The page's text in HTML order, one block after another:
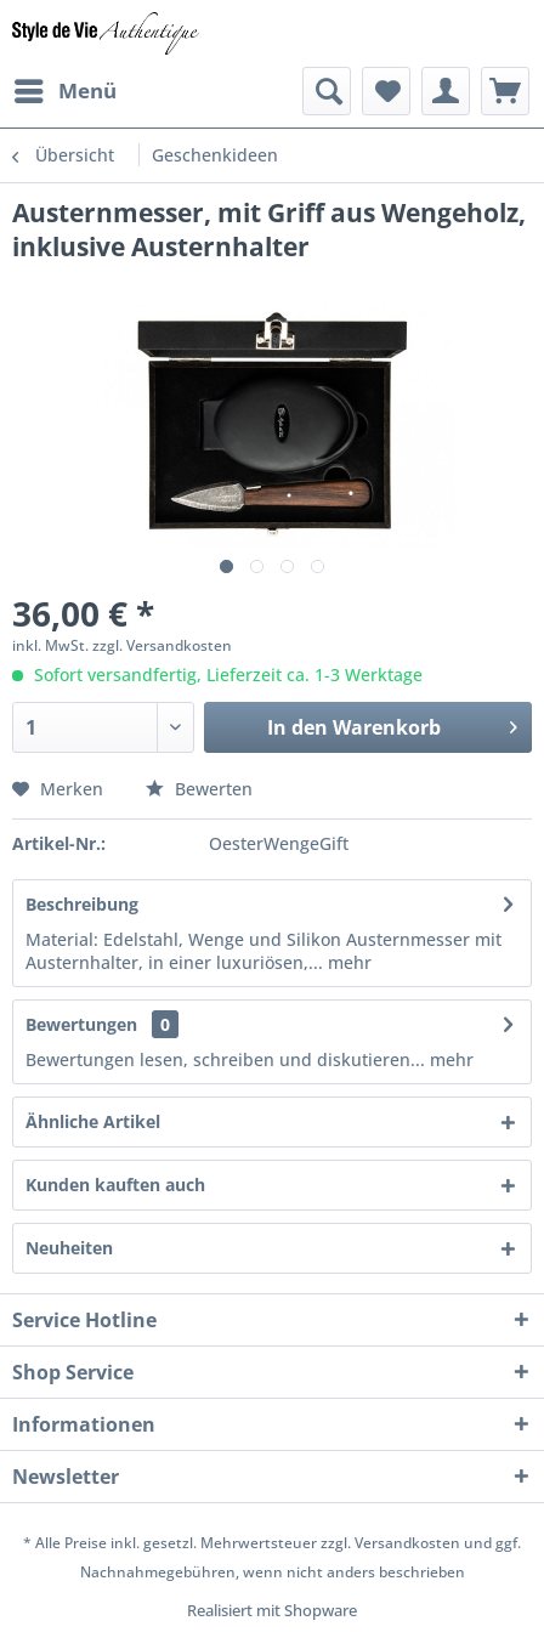
Menü
Übersicht Geschenkideen
Austernmesser, mit Griff aus Wengeholz,
inklusive Austernhalter
36,00 € *
inkl. MwSt.zzgl. Versandkosten
Sofort versandfertig, Lieferzeit ca. 1-3 Werktage
In den Warenkorb
Merken Bewerten
Artikel-Nr.: OesterWengeGift
Beschreibung
Material: Edelstahl, Wenge und Silikon Austernmesser mit
Austernhalter, in einer luxuriösen,... mehr
Bewertungen
0
Bewertungen lesen, schreiben und diskutieren... mehr
Ähnliche Artikel
Kunden kauften auch
Neuheiten
Service Hotline
Shop Service
Informationen
Newsletter
* Alle Preise inkl. gesetzl. Mehrwertsteuer zzgl.Versandkosten und ggf.
Nachnahmegebühren, wenn nicht anders beschrieben
Realisiert mit Shopware